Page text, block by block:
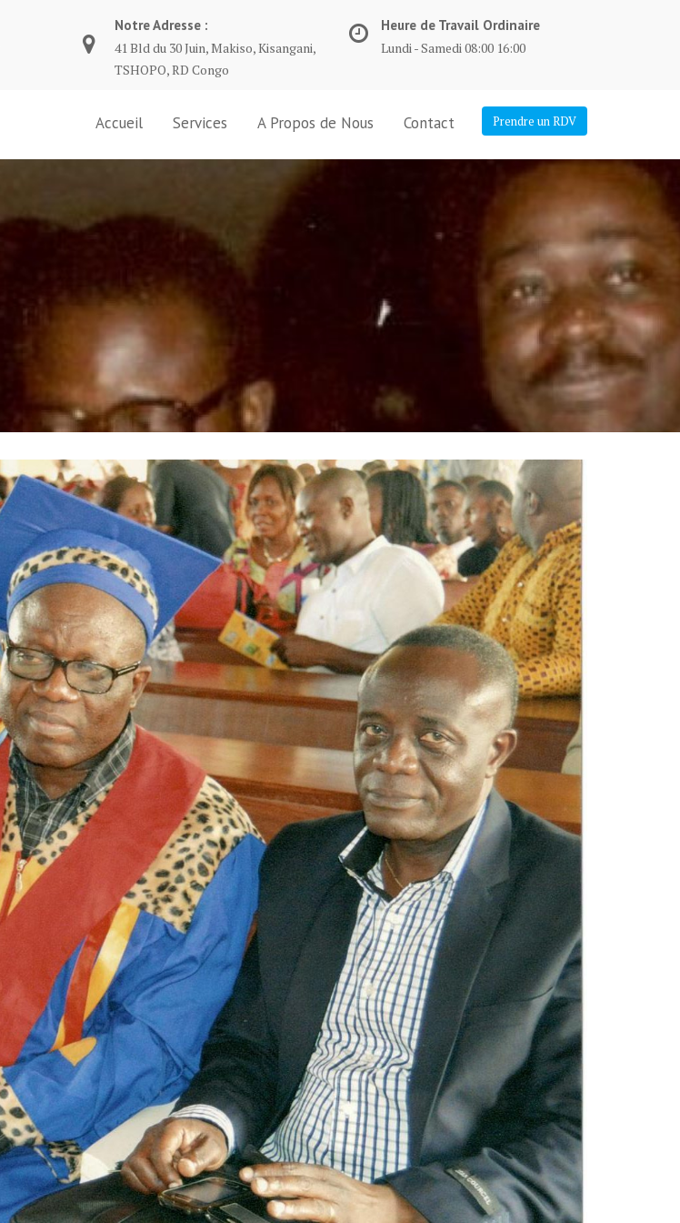
Notre Adresse :
41 Bld du 30 Juin, Makiso, Kisangani,
TSHOPO, RD Congo
Heure de Travail Ordinaire
Lundi - Samedi 08:00 16:00
Prendre un RDV
Accueil Services A Propos de Nous Contact